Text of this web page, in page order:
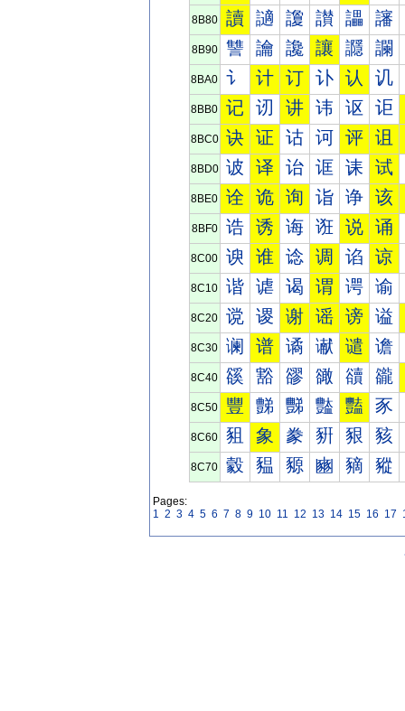
8B80 讀 讁 讂 讃 讄 讅
8B90 讐 讑 讒 讓 讔 讕
8BA0 讠 计 订 讣 认 讥
8BB0 记 讱 讲 讳 讴 讵
8BC0 诀 证 诂 诃 评 诅
8BD0 诐 译 诒 诓 诔 试
8BE0 诠 诡 询 诣 诤 该
8BF0 诰 诱 诲 诳 说 诵
8C00 谀 谁 谂 调 谄 谅
8C10 谐 谑 谒 谓 谔 谕
8C20 谠 谡 谢 谣 谤 谥
8C30 谰 谱 谲 谳 谴 谵
8C40 豀 豁 豂 豃 豄 豅
8C50 豐 豑 豒 豓 豔 豕
8C60 豠 象 豢 豣 豤 豥
8C70 豰 豱 豲 豳 豴 豵
Pages:
1 2 3 4 5 6 7 8 9 10 11 12 13 14 15 16 17